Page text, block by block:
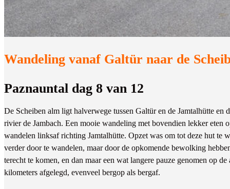
Wandeling vanaf Galtür naar de
Paznauntal dag 8 van 12
De Scheiben alm ligt halverwege tussen Galtür en de Jamtalhütte en
rivier de Jambach. Een mooie wandeling met bovendien lekker eten
wandelen linksaf richting Jamtalhütte. Opzet was om tot deze hut te
verder door te wandelen, maar door de opkomende bewolking
terecht te komen, en dan maar een wat langere pauze genomen op
kilometers afgelegd, evenveel bergop als bergaf.